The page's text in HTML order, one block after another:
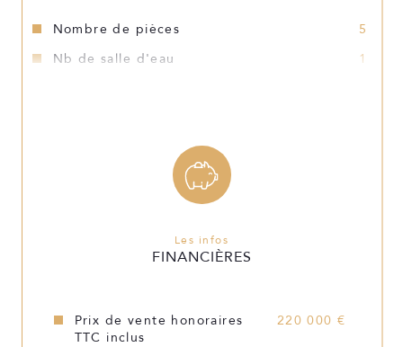
Nombre de pièces
5
Nb de salle d'eau
1
Format de chauffage
Les infos
FINANCIÈRES
Prix de vente honoraires
TTC inclus
220 000 €